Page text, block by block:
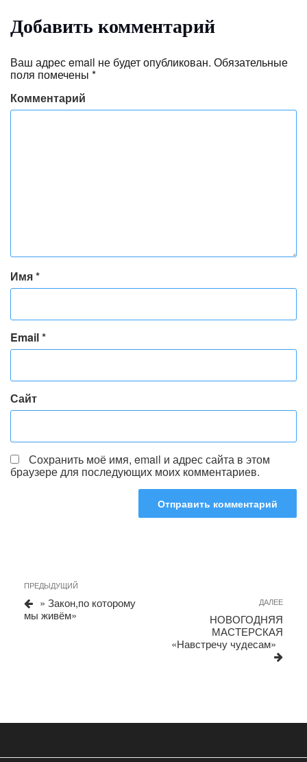
Добавить комментарий
Ваш адрес email не будет опубликован. Обязательные
поля помечены *
Комментарий
Имя*
Email*
Сайт
Сохранить моё имя, email и адрес сайта в этом
браузере для последующих моих комментариев.
Навигация
по
записям
Предыдущая
запись
ПРЕДЫДУЩИЙ
» Закон,по которому
мы живём»
ДАЛЕЕ
НОВОГОДНЯЯ
МАСТЕРСКАЯ
«Навстречу чудесам»